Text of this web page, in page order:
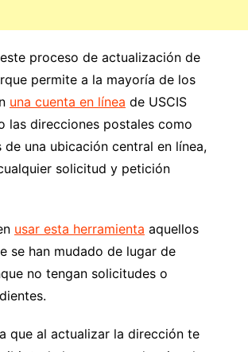
proceso de actualización de
permite a la mayoría de los
una cuenta en línea de USCIS
las direcciones postales como
una ubicación central en línea,
solicitud y petición
usar esta herramienta aquellos
se han mudado de lugar de
no tengan solicitudes o
que al actualizar la dirección te